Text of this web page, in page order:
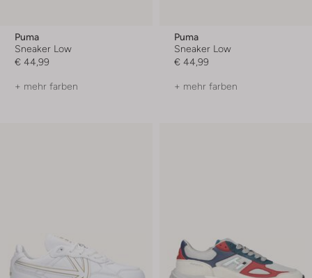
Puma
Sneaker Low
€ 44,99
+ mehr farben
Puma
Sneaker Low
€ 44,99
+ mehr farben